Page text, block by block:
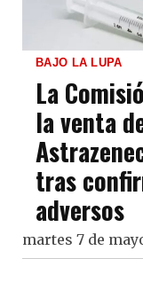
BAJO LA LUPA
La
la venta
tras
adversos
martes 7 de